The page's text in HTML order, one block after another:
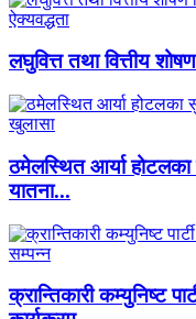
लघुवित्त तथा वित्तीय
ठमेलस्थित आर्या होटलका
यातना...
क्रान्तिकारी कम्युनिष्ट